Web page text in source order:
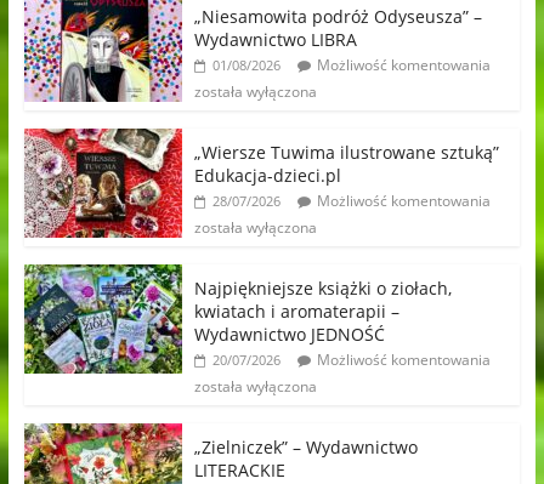
„Niesamowita podróż Odyseusza” –
Wydawnictwo LIBRA
01/08/2026
Możliwość komentowania
została wyłączona
„Wiersze Tuwima ilustrowane sztuką”
Edukacja-dzieci.pl
28/07/2026
Możliwość komentowania
została wyłączona
Najpiękniejsze książki o ziołach,
kwiatach i aromaterapii –
Wydawnictwo JEDNOŚĆ
20/07/2026
Możliwość komentowania
została wyłączona
„Zielniczek” – Wydawnictwo
LITERACKIE